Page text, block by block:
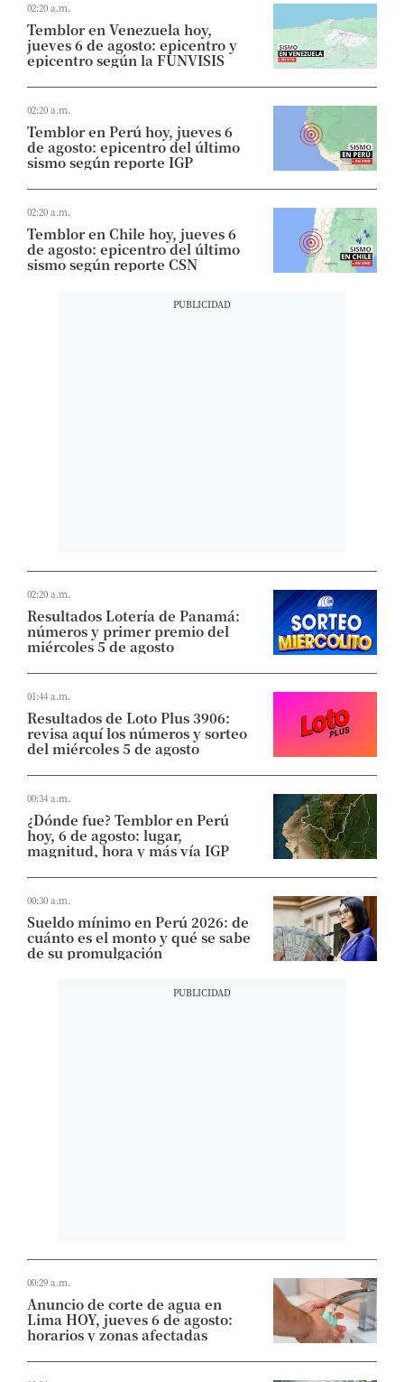
02:20 a.m.
Temblor en Venezuela hoy,
jueves 6 de agosto: epicentro y
epicentro según la FUNVISIS
02:20 a.m.
Temblor en Perú hoy, jueves 6
de agosto: epicentro del último
sismo según reporte IGP
02:20 a.m.
Temblor en Chile hoy, jueves 6
de agosto: epicentro del último
sismo según reporte CSN
02:20 a.m.
Resultados Lotería de Panamá:
números y primer premio del
miércoles 5 de agosto
01:44 a.m.
Resultados de Loto Plus 3906:
revisa aquí los números y sorteo
del miércoles 5 de agosto
00:34 a.m.
¿Dónde fue? Temblor en Perú
hoy, 6 de agosto: lugar,
magnitud, hora y más vía IGP
00:30 a.m.
Sueldo mínimo en Perú 2026: de
cuánto es el monto y qué se sabe
de su promulgación
00:29 a.m.
Anuncio de corte de agua en
Lima HOY, jueves 6 de agosto:
horarios y zonas afectadas